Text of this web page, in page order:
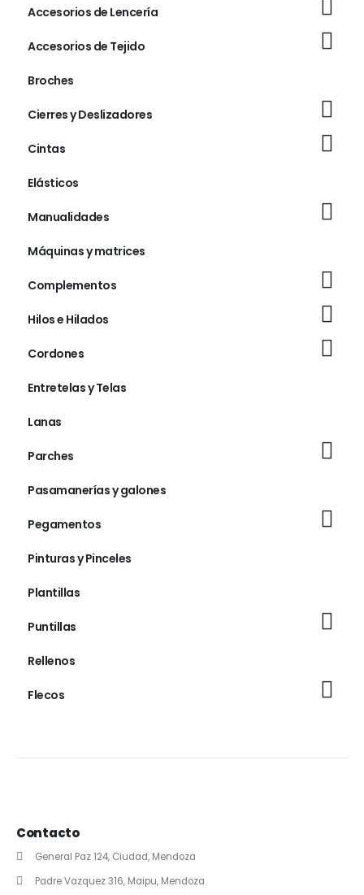
Accesorios de Lencería
Accesorios de Tejido
Broches
Cierres y Deslizadores
Cintas
Elásticos
Manualidades
Máquinas y matrices
Complementos
Hilos e Hilados
Cordones
Entretelas y Telas
Lanas
Parches
Pasamanerías y galones
Pegamentos
Pinturas y Pinceles
Plantillas
Puntillas
Rellenos
Flecos
Contacto
General Paz 124, Ciudad, Mendoza
Padre Vazquez 316, Maipu, Mendoza